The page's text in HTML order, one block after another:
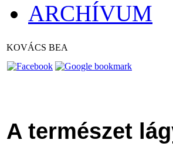
ARCHÍVUM
KOVÁCS BEA
A természet